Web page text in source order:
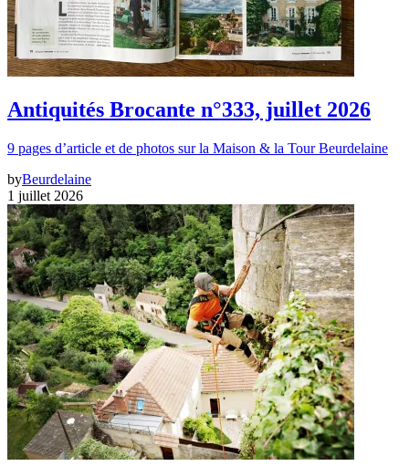
Antiquités Brocante n°333, juillet 2026
9 pages d’article et de photos sur la Maison & la Tour Beurdelaine
byBeurdelaine
1 juillet 2026